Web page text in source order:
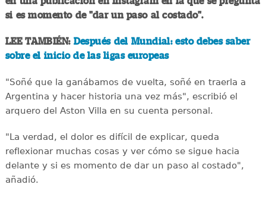
si es momento de "dar un paso al costado".
LEE TAMBIÉN: Después del Mundial: esto debes saber
sobre el inicio de las ligas europeas
"Soñé que la ganábamos de vuelta, soñé en traerla a
Argentina y hacer historia una vez más", escribió el
arquero del Aston Villa en su cuenta personal.
"La verdad, el dolor es difícil de explicar, queda
reflexionar muchas cosas y ver cómo se sigue hacia
delante y si es momento de dar un paso al costado",
añadió.